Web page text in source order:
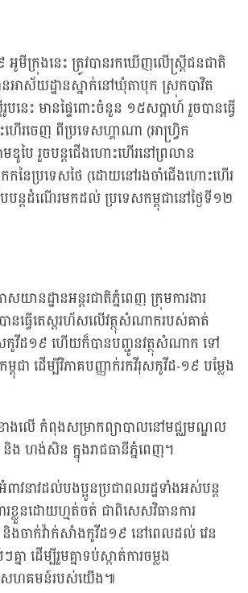
អូមីក្រុងនេះ ត្រូវបានរកឃើញលើស្រ្តីជនជាតិ
នអាស័យដ្ឋានស្នាក់នៅឃុំតាបុក ស្រុកបាវិត
បនេះ មានផ្ទៃពោះចំនួន ១៥សប្តាហ៍ រួចបានធ្វើ
ើរចេញ ពីប្រទេសហ្គាណា (អាហ្វ្រិក
ឌូបៃ រួចបន្តជើងហោះហើរនៅព្រលាន
កនៃប្រទេសថៃ (ដោយនៅរងចាំជើងហោះហើរ
ន្តដំណើរមកដល់ ប្រទេសកម្ពុជានៅថ្ងៃទី១២
ានដ្ឋានអន្តរជាតិភ្នំពេញ ក្រុមការងារ
ធ្វើតេស្តរហ័សលើវត្ថុសំណាករបស់គាត់
សកូវីដ១៩ ហើយក៏បានបញ្ជូនវត្ថុសំណាក ទៅ
ម្ពុជា ដើម្បីវិភាគបញ្ញាក់រកវីរុសកូវីដ-១៩ បម្លែង
ងឺខាងលើ កំពុងសម្រាកព្យាបាលនៅមជ្ឈមណ្ឌល
និង ហង់សិន ក្នុងរាជធានីភ្នំពេញ។
វនាវដល់បងប្អូនប្រជាពលរដ្ឋទាំងអស់បន្ត
ារខ្លួនដោយហ្មត់ចត់ ជាពិសេសវិធានការ
និងចាក់វ៉ាក់សាំងកូវីដ១៩ នៅពេលដល់ វេន
ា ដើម្បីរួមគ្នាទប់ស្កាត់ការចម្លង
សហគមន៍របស់យើង៕